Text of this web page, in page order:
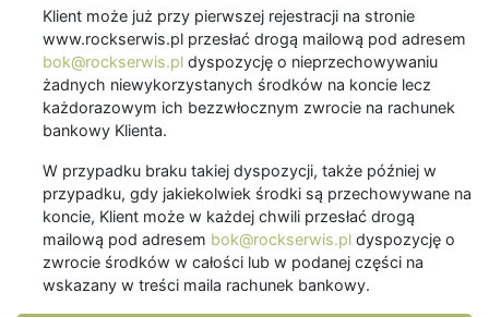
Klient może już przy pierwszej rejestracji na stronie
www.rockserwis.pl przesłać drogą mailową pod adresem
bok@rockserwis.pl dyspozycję o nieprzechowywaniu
żadnych niewykorzystanych środków na koncie lecz
każdorazowym ich bezzwłocznym zwrocie na rachunek
bankowy Klienta.
W przypadku braku takiej dyspozycji, także później w
przypadku, gdy jakiekolwiek środki są przechowywane na
koncie, Klient może w każdej chwili przesłać drogą
mailową pod adresem bok@rockserwis.pl dyspozycję o
zwrocie środków w całości lub w podanej części na
wskazany w treści maila rachunek bankowy.